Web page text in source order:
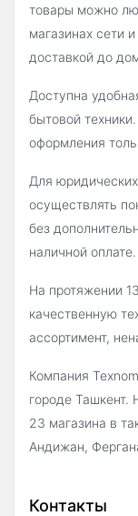
товары можно
магазинах сети
доставкой до
Доступна
бытовой
оформления
Для
осуществлять
без
наличной оплате.
На протяжении
качественную
ассортимент,
Компания
городе Ташкент.
23 магазина в
Андижан,
Контакты